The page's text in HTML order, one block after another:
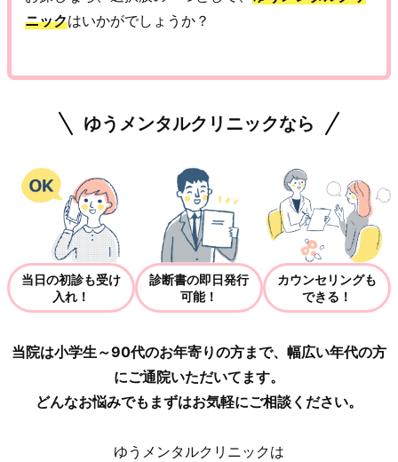
ニックはいかがでしょうか？
ゆうメンタルクリニックなら
当日の初診も受け
入れ！
診断書の即日発行
可能！
カウンセリングも
できる！
当院は小学生～90代のお年寄りの方まで、幅広い年代の方
にご通院いただいてます。
どんなお悩みでもまずはお気軽にご相談ください。
ゆうメンタルクリニックは